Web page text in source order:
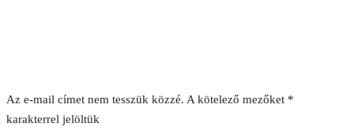
Az e-mail címet nem tesszük közzé. A kötelező mezőket *
karakterrel jelöltük